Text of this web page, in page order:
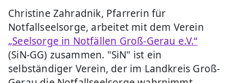
Christine Zahradnik, Pfarrerin für
Notfallseelsorge, arbeitet mit dem Verein
„Seelsorge in Notfällen Groß-Gerau e.V.“
(SiN-GG) zusammen. "SiN" ist ein
selbständiger Verein, der im Landkreis Groß-